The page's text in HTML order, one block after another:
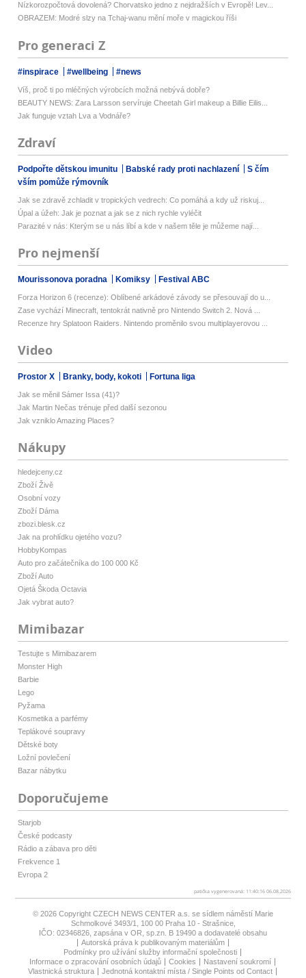
Nízkorozpočtová dovolená? Chorvatsko jedno z nejdražších v Evropě! Lev...
OBRAZEM: Modré slzy na Tchaj-wanu mění moře v magickou říši
Pro generaci Z
#inspirace #wellbeing #news
Víš, proč ti po mléčných výrobcích možná nebývá dobře?
BEAUTY NEWS: Zara Larsson servíruje Cheetah Girl makeup a Billie Eilis...
Jak funguje vztah Lva a Vodnáře?
Zdraví
Podpořte dětskou imunitu Babské rady proti nachlazení
S čím
vším pomůže rýmovník
Jak se zdravě zchladit v tropických vedrech: Co pomáhá a kdy už riskuj...
Úpal a úžeh: Jak je poznat a jak se z nich rychle vyléčit
Parazité v nás: Kterým se u nás líbí a kde v našem těle je můžeme nají...
Pro nejmenší
Mourissonova poradna Komiksy Festival ABC
Forza Horizon 6 (recenze): Oblíbené arkádové závody se přesouvají do u...
Zase vychází Minecraft, tentokrát nativně pro Nintendo Switch 2. Nová ...
Recenze hry Splatoon Raiders. Nintendo proměnilo svou multiplayerovou ...
Video
Prostor X Branky, body, kokoti Fortuna liga
Jak se měnil Sámer Issa (41)?
Jak Martin Nečas trénuje před další sezonou
Jak vzniklo Amazing Places?
Nákupy
hledejceny.cz
Zboží Živě
Osobní vozy
Zboží Dáma
zbozi.blesk.cz
Jak na prohlídku ojetého vozu?
HobbyKompas
Auto pro začátečníka do 100 000 Kč
Zboží Auto
Ojetá Škoda Octavia
Jak vybrat auto?
Mimibazar
Testujte s Mimibazarem
Monster High
Barbie
Lego
Pyžama
Kosmetika a parfémy
Teplákové soupravy
Dětské boty
Ložní povlečení
Bazar nábytku
Doporučujeme
Starjob
České podcasty
Rádio a zábava pro děti
Frekvence 1
Evropa 2
patička vygenerovaná: 11:40:16 06.08.2026
© 2026 Copyright CZECH NEWS CENTER a.s. se sídlem náměstí Marie
Schmolkové 3493/1, 100 00 Praha 10 - Strašnice,
IČO: 02346826, zapsána v OR, sp.zn. B 19490 a dodavatelé obsahu
Autorská práva k publikovaným materiálům
Podmínky pro užívání služby informační společnosti
Informace o zpracování osobních údajů
Cookies
Nastavení soukromí
Vlastnická struktura
Jednotná kontaktní místa / Single Points od Contact